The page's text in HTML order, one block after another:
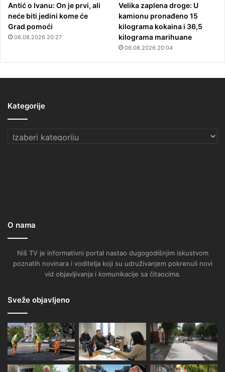
Antić o Ivanu: On je prvi, ali
neće biti jedini kome će
Grad pomoći
06.08.2026 20:27
Velika zaplena droge: U
kamionu pronađeno 15
kilograma kokaina i 36,5
kilograma marihuane
06.08.2026 20:04
Kategorije
Kategorije
O nama
Niš TV je informativni portal nastao dugogodišnjim iskustvom
poznatih novinara i voditelja koji su udruživanjem pokrenuli novi
vid objavljivanja i komunikacije sa čitaocima.
Sveže objavljeno